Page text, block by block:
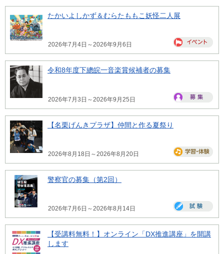
たかいよしかず＆むらたももこ妖怪二人展
2026年7月4日～2026年9月6日
令和8年度下總皖一音楽賞候補者の募集
2026年7月3日～2026年9月25日
【名栗げんきプラザ】仲間と作る夏祭り
2026年8月18日～2026年8月20日
警察官の募集（第2回）
2026年7月6日～2026年8月14日
【受講料無料！】オンライン「DX推進講座」を開講
します